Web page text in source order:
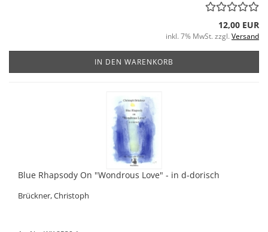
12,00 EUR
inkl. 7% MwSt. zzgl. Versand
IN DEN WARENKORB
Blue Rhapsody On "Wondrous Love" - in d-dorisch
Brückner, Christoph